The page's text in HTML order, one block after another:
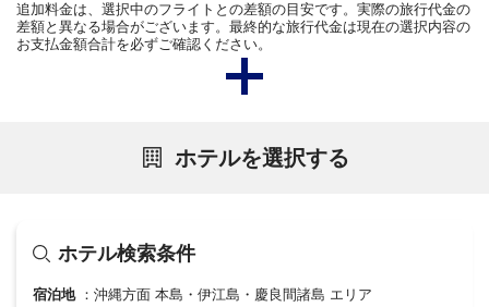
追加料金は、選択中のフライトとの差額の目安です。実際の旅行代金の
差額と異なる場合がございます。最終的な旅行代金は現在の選択内容の
お支払金額合計を必ずご確認ください。
ホテルを選択する
ホテル検索条件
宿泊地 沖縄方面 本島・伊江島・慶良間諸島 エリア